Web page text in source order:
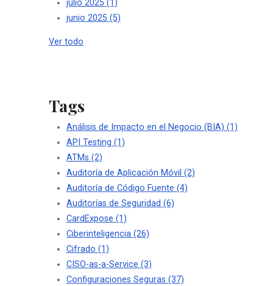
julio 2025 (1)
junio 2025 (5)
Ver todo
Tags
Análisis de Impacto en el Negocio (BIA) (1)
API Testing (1)
ATMs (2)
Auditoría de Aplicación Móvil (2)
Auditoría de Código Fuente (4)
Auditorías de Seguridad (6)
CardExpose (1)
Ciberinteligencia (26)
Cifrado (1)
CISO-as-a-Service (3)
Configuraciones Seguras (37)